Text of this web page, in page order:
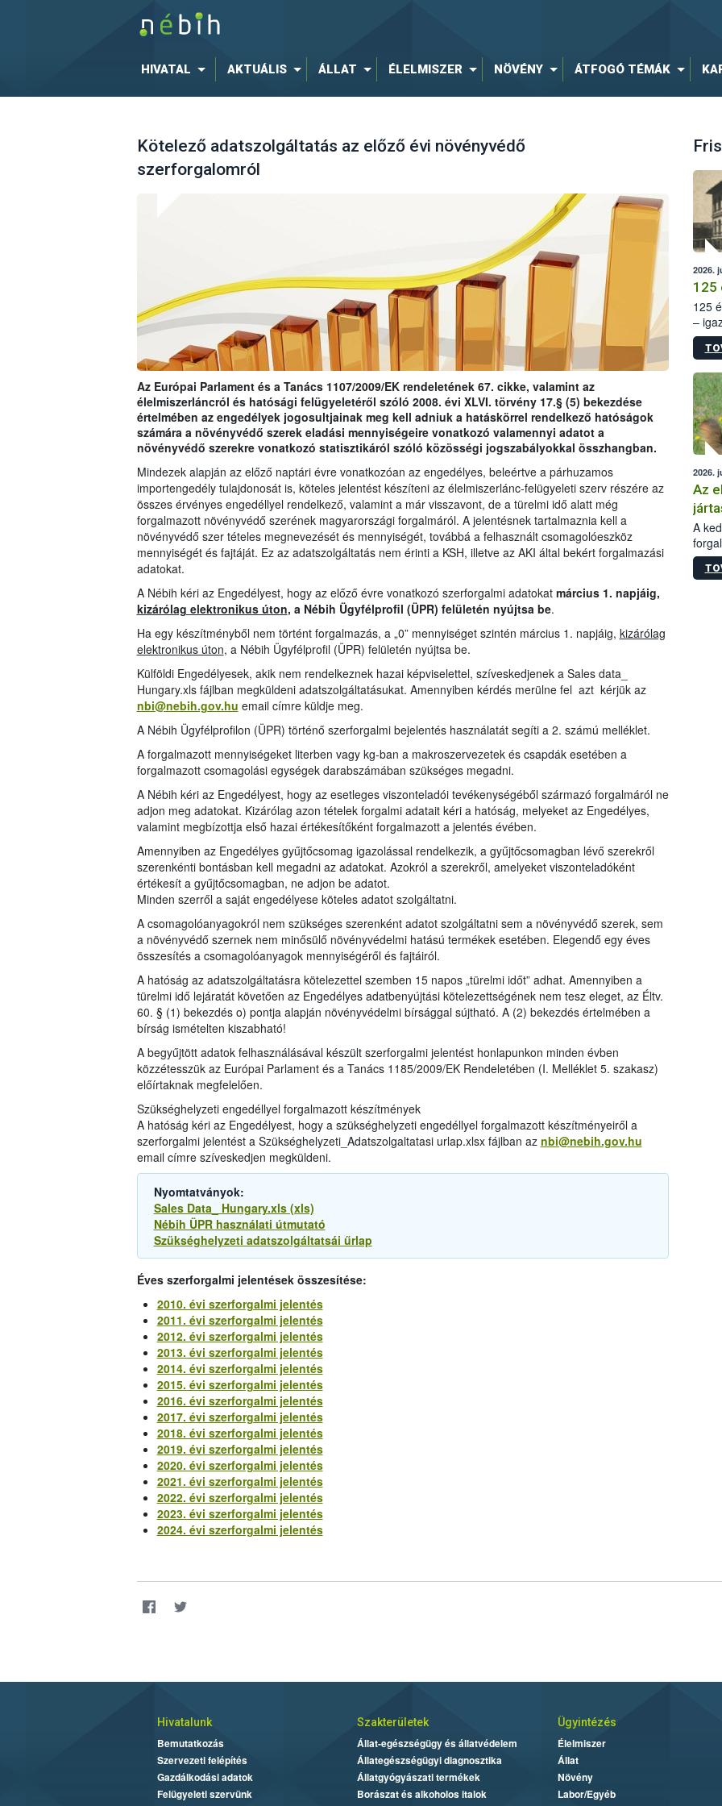
HIVATAL AKTUÁLIS ÁLLAT ÉLELMISZER NÖVÉNY ÁTFOGÓ TÉMÁK
Kötelező adatszolgáltatás az előző évi növényvédő
szerforgalomról
Az Európai Parlament és a Tanács 1107/2009/EK rendeletének 67. cikke, valamint az
élelmiszerláncról és hatósági felügyeletéről szóló 2008. évi XLVI. törvény 17.§ (5) bekezdése
értelmében az engedélyek jogosultjainak meg kell adniuk a hatáskörrel rendelkező hatóságok
számára a növényvédő szerek eladási mennyiségeire vonatkozó valamennyi adatot a
növényvédő szerekre vonatkozó statisztikáról szóló közösségi jogszabályokkal összhangban.
Mindezek alapján az előző naptári évre vonatkozóan az engedélyes, beleértve a párhuzamos
importengedély tulajdonosát is, köteles jelentést készíteni az élelmiszerlánc-felügyeleti szerv részére az
összes érvényes engedéllyel rendelkező, valamint a már visszavont, de a türelmi idő alatt még
forgalmazott növényvédő szerének magyarországi forgalmáról. A jelentésnek tartalmaznia kell a
növényvédő szer tételes megnevezését és mennyiségét, továbbá a felhasznált csomagolóeszköz
mennyiségét és fajtáját. Ez az adatszolgáltatás nem érinti a KSH, illetve az AKI által bekért forgalmazási
adatokat.
A Nébih kéri az Engedélyest, hogy az előző évre vonatkozó szerforgalmi adatokat március 1. napjáig,
kizárólag elektronikus úton, a Nébih Ügyfélprofil (ÜPR) felületén nyújtsa be.
Ha egy készítményből nem történt forgalmazás, a „0” mennyiséget szintén március 1. napjáig, kizárólag
elektronikus úton, a Nébih Ügyfélprofil (ÜPR) felületén nyújtsa be.
Külföldi Engedélyesek, akik nem rendelkeznek hazai képviselettel, szíveskedjenek a Sales data_
Hungary.xls fájlban megküldeni adatszolgáltatásukat. Amennyiben kérdés merülne fel azt kérjük az
nbi@nebih.gov.hu email címre küldje meg.
A Nébih Ügyfélprofilon (ÜPR) történő szerforgalmi bejelentés használatát segíti a 2. számú melléklet.
A forgalmazott mennyiségeket literben vagy kg-ban a makroszervezetek és csapdák esetében a
forgalmazott csomagolási egységek darabszámában szükséges megadni.
A Nébih kéri az Engedélyest, hogy az esetleges viszonteladói tevékenységéből származó forgalmáról ne
adjon meg adatokat. Kizárólag azon tételek forgalmi adatait kéri a hatóság, melyeket az Engedélyes,
valamint megbízottja első hazai értékesítőként forgalmazott a jelentés évében.
Amennyiben az Engedélyes gyűjtőcsomag igazolással rendelkezik, a gyűjtőcsomagban lévő szerekről
szerenkénti bontásban kell megadni az adatokat. Azokról a szerekről, amelyeket viszonteladóként
értékesít a gyűjtőcsomagban, ne adjon be adatot.
Minden szerről a saját engedélyese köteles adatot szolgáltatni.
A csomagolóanyagokról nem szükséges szerenként adatot szolgáltatni sem a növényvédő szerek, sem
a növényvédő szernek nem minősülő növényvédelmi hatású termékek esetében. Elegendő egy éves
összesítés a csomagolóanyagok mennyiségéről és fajtáiról.
A hatóság az adatszolgáltatásra kötelezettel szemben 15 napos „türelmi időt” adhat. Amennyiben a
türelmi idő lejáratát követően az Engedélyes adatbenyújtási kötelezettségének nem tesz eleget, az Éltv.
60. § (1) bekezdés o) pontja alapján növényvédelmi bírsággal sújtható. A (2) bekezdés értelmében a
bírság ismételten kiszabható!
A begyűjtött adatok felhasználásával készült szerforgalmi jelentést honlapunkon minden évben
közzétesszük az Európai Parlament és a Tanács 1185/2009/EK Rendeletében (I. Melléklet 5. szakasz)
előírtaknak megfelelően.
Szükséghelyzeti engedéllyel forgalmazott készítmények
A hatóság kéri az Engedélyest, hogy a szükséghelyzeti engedéllyel forgalmazott készítményeiről a
szerforgalmi jelentést a Szükséghelyzeti_Adatszolgaltatasi urlap.xlsx fájlban az nbi@nebih.gov.hu
email címre szíveskedjen megküldeni.
Nyomtatványok:
Sales Data_ Hungary.xls (xls)
Nébih ÜPR használati útmutató
Szükséghelyzeti adatszolgáltatsái űrlap
Éves szerforgalmi jelentések összesítése:
2010. évi szerforgalmi jelentés
2011. évi szerforgalmi jelentés
2012. évi szerforgalmi jelentés
2013. évi szerforgalmi jelentés
2014. évi szerforgalmi jelentés
2015. évi szerforgalmi jelentés
2016. évi szerforgalmi jelentés
2017. évi szerforgalmi jelentés
2018. évi szerforgalmi jelentés
2019. évi szerforgalmi jelentés
2020. évi szerforgalmi jelentés
2021. évi szerforgalmi jelentés
2022. évi szerforgalmi jelentés
2023. évi szerforgalmi jelentés
2024. évi szerforgalmi jelentés
2026.
125
125
–
15.
2026.
Az
A
Hivatalunk
Bemutatkozás
Szervezeti felépítés
Gazdálkodási adatok
Felügyeleti szervünk
Szakterületek
Állat-egészségügy és állatvédelem
Állategészségügyi diagnosztika
Állatgyógyászati termékek
Borászat és alkoholos italok
Ügyintézés
Élelmiszer
Állat
Növény
Labor/Egyéb